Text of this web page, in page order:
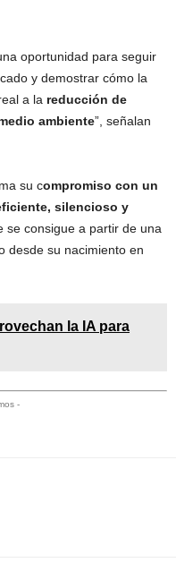
oportunidad para seguir
y demostrar cómo la
a la reducción de
ambiente”, señalan
su compromiso con un
silencioso y
se consigue a partir de una
desde su nacimiento en
la IA para
-